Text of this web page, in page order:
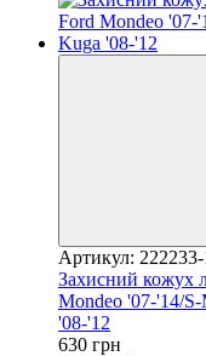
Артикул: 222233-
Захисний кожух
Mondeo '07-'14/
'08-'12
630 грн